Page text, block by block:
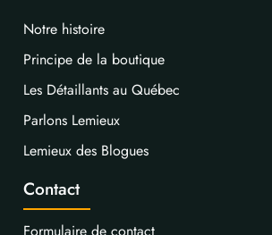
Notre histoire
Principe de la boutique
Les Détaillants au Québec
Parlons Lemieux
Lemieux des Blogues
Contact
Formulaire de contact